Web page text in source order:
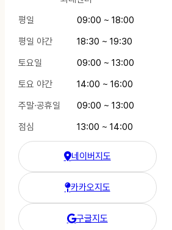
평일
09:00 ~ 18:00
평일 야간
18:30 ~ 19:30
토요일
09:00 ~ 13:00
토요 야간
14:00 ~ 16:00
주말·공휴일
09:00 ~ 13:00
점심
13:00 ~ 14:00
네이버지도
한강수병원 네이버 지도
카카오지도
한강수병원 카카오 지도
구글지도
한강수병원 구글 지도